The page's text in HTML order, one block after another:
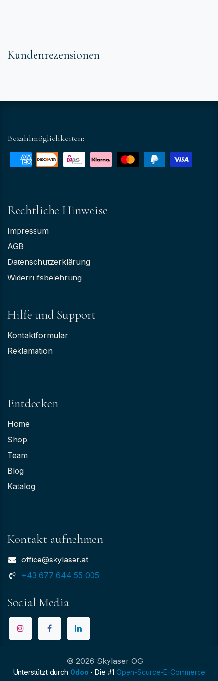
Kundenrezensionen
Bezahlmöglichkeiten:
Rechtliche Hinweise
Impressum
AGB
Datenschutzerklärung
Widerrufsbelehrung
Hilfe und Support
Kontaktformular
Reklamation
Entdecken
Home
Shop
Team
Blog
Katalog
Kontakt aufnehmen
office@skylaser.at
+43 677 644 55 005
Social Media
© 2026 Skylaser OG
Unterstützt durch Odoo - Die #1 Open-Source-E-Commerce